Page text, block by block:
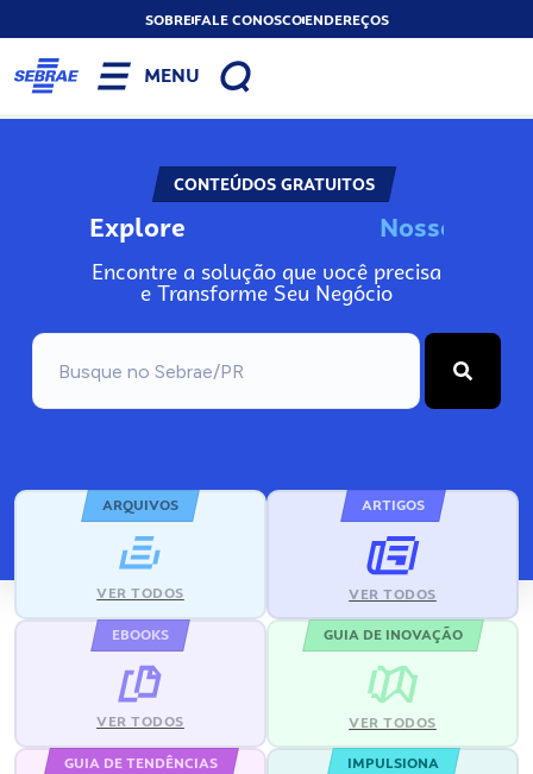
SOBREFALE CONOSCOENDEREÇOS
MENU
CONTEÚDOS GRATUITOS
Explore Nosso
Encontre a solução que você precisa
e Transforme Seu Negócio
ARQUIVOS
VER TODOS
ARTIGOS
VER TODOS
EBOOKS
VER TODOS
GUIA DE INOVAÇÃO
VER TODOS
GUIA DE TENDÊNCIAS IMPULSIONA